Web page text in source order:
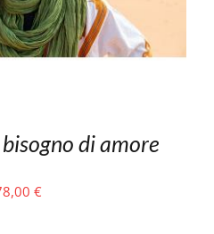
di amore
€